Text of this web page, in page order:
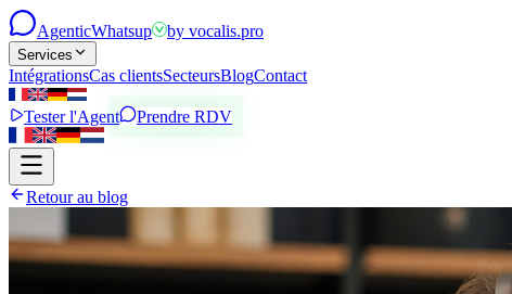
AgenticWhatsup by vocalis.pro
Services
IntégrationsCas clientsSecteursBlogContact
Tester l'Agent Prendre RDV
Retour au blog